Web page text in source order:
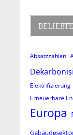
Absatzzahlen
Elektrifizierung
Erneuerbare
Europa